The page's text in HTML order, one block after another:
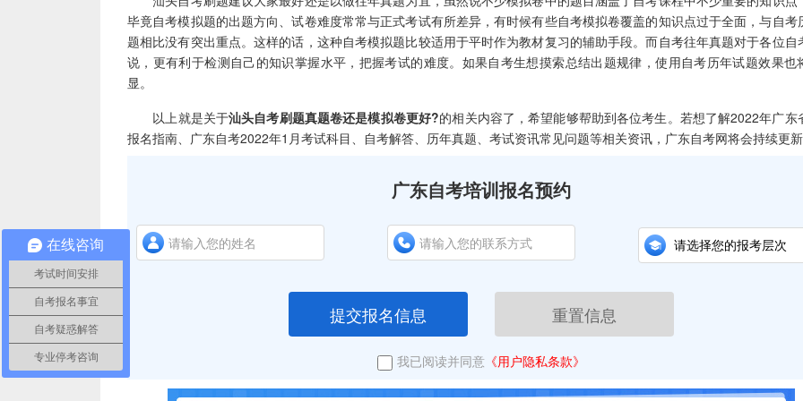
毕竟自考模拟题的出题方向、试卷难度常常与正式考试有所差异，有时候有些自考模拟卷覆盖的知识点过于全面，与自考
题相比没有突出重点。这样的话，这种自考模拟题比较适用于平时作为教材复习的辅助手段。而自考往年真题对于各位自
说，更有利于检测自己的知识掌握水平，把握考试的难度。如果自考生想摸索总结出题规律，使用自考历年试题效果也
显。
以上就是关于汕头自考刷题真题卷还是模拟卷更好?的相关内容了，希望能够帮助到各位考生。若想了解2022年广东
报名指南、广东自考2022年1月考试科目、自考解答、历年真题、考试资讯常见问题等相关资讯，广东自考网将会持续更
广东自考培训报名预约
提交报名信息 重置信息
我已阅读并同意 《用户隐私条款》
在线咨询
考试时间安排
自考报名事宜
自考疑惑解答
专业停考咨询